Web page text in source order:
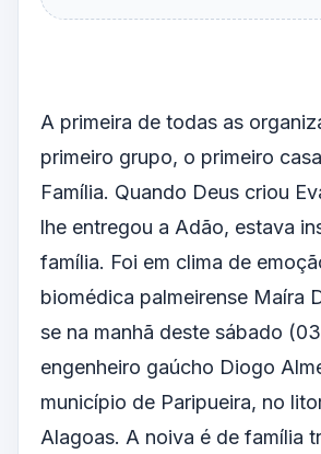
A primeira de todas as
primeiro grupo, o primeiro
Família. Quando Deus criou
lhe entregou a Adão, estava
família. Foi em clima de
biomédica palmeirense Maíra
se na manhã deste sábado
engenheiro gaúcho Diogo
município de Paripueira, no
Alagoas. A noiva é de família